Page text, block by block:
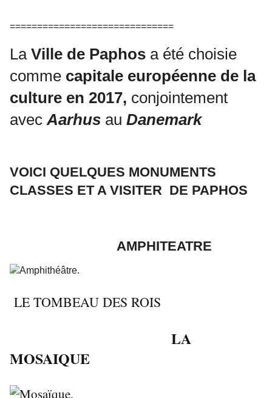
==============================
La Ville de Paphos a été choisie
comme capitale européenne de la
culture en 2017, conjointement
avec Aarhus au Danemark
VOICI QUELQUES MONUMENTS
CLASSES ET A VISITER DE PAPHOS
AMPHITEATRE
LE TOMBEAU DES ROIS
LA
MOSAIQUE